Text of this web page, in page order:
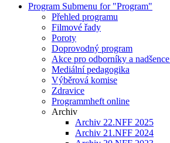
Program Submenu for "Program"
Přehled programu
Filmové řady
Poroty
Doprovodný program
Akce pro odborníky a nadšence
Mediální pedagogika
Výběrová komise
Zdravice
Programmheft online
Archiv
Archiv 22.NFF 2025
Archiv 21.NFF 2024